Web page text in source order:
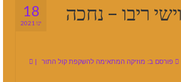
18
ינו 2021
ריבו – נחכה
פורסם ב: מוזיקה המתאימה להשקפת קול התור
|